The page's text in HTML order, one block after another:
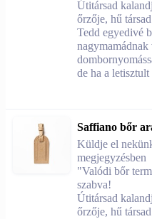
Útitársad
őrzője, hű
Tedd egyedivé
nagymamádnak
de ha a
Saffiano bőr
Küldje el
megjegyzésben
"Valódi bőr
szabva!
Útitársad
őrzője, hű